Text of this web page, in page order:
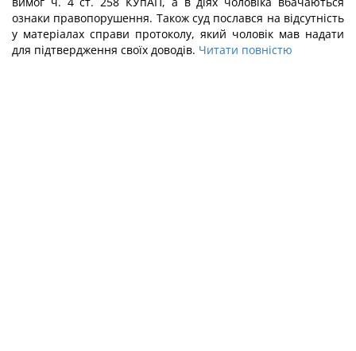
ознаки правопорушення. Також суд послався на відсутність
у матеріалах справи протоколу, який чоловік мав надати
для підтвердження своїх доводів. Читати повністю